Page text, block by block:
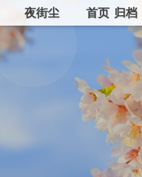
夜街尘 首页 归档